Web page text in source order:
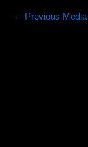
← Previous Media